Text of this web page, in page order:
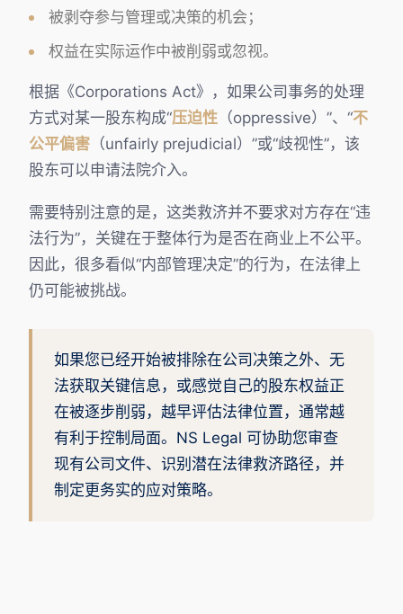
被剥夺参与管理或决策的机会；
权益在实际运作中被削弱或忽视。
根据《Corporations Act》，如果公司事务的处理
方式对某一股东构成“压迫性 （oppressive）”、“不
公平偏害 （unfairly prejudicial）”或“歧视性”，该
股东可以申请法院介入。
需要特别注意的是，这类救济并不要求对方存在“违
法行为”，关键在于整体行为是否在商业上不公平。
因此，很多看似“内部管理决定”的行为，在法律上
仍可能被挑战。
如果您已经开始被排除在公司决策之外、无
法获取关键信息，或感觉自己的股东权益正
在被逐步削弱，越早评估法律位置，通常越
有利于控制局面。NS Legal 可协助您审查
现有公司文件、识别潜在法律救济路径，并
制定更务实的应对策略。